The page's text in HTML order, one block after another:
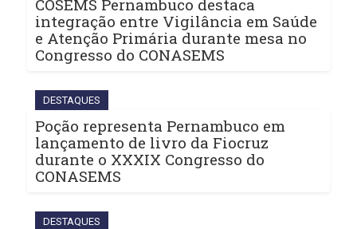
COSEMS Pernambuco destaca
integração entre Vigilância em Saúde
e Atenção Primária durante mesa no
Congresso do CONASEMS
DESTAQUES
Poção representa Pernambuco em
lançamento de livro da Fiocruz
durante o XXXIX Congresso do
CONASEMS
DESTAQUES